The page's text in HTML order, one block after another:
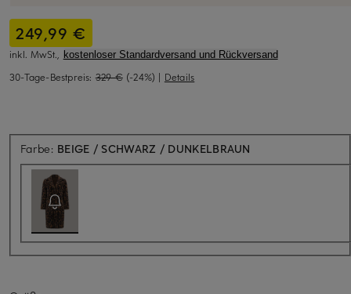
249,99 €
inkl. MwSt., kostenloser Standardversand und Rückversand
30-Tage-Bestpreis: 329 € (-24%) | Details
Farbe: BEIGE / SCHWARZ / DUNKELBRAUN